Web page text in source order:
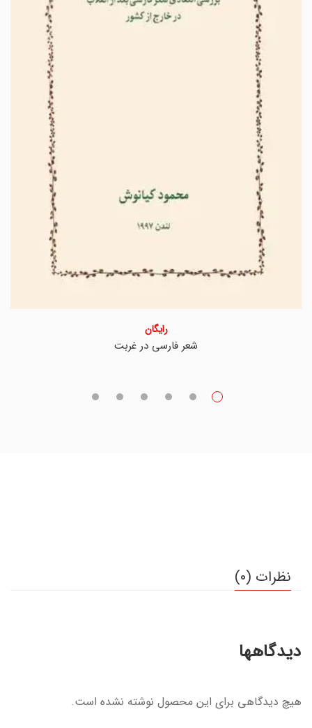
شعر فارسی در غربت
رایگان
نظرات (0)
دیدگاهها
هیچ دیدگاهی برای این محصول نوشته نشده است.